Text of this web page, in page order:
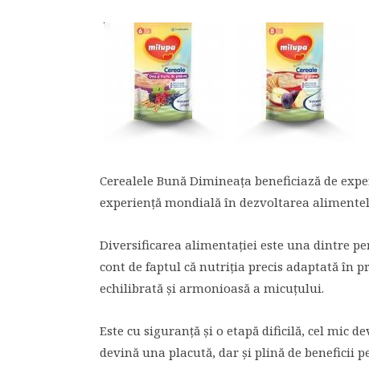
Cerealele Bună Dimineața beneficiază de
experiență mondială în dezvoltarea
Diversificarea alimentației este una dintre
cont de faptul că nutriția precis adaptată în
echilibrată și armonioasă a micuțului.
Este cu siguranță și o etapă dificilă, cel mic
devină una placută, dar și plină de beneficii